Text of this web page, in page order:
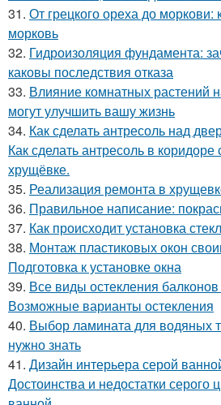
31. От грецкого ореха до моркови:
морковь
32. Гидроизоляция фундамента:
каковы последствия отказа
33. Влияние комнатных растений
могут улучшить вашу жизнь
34. Как сделать антресоль над
Как сделать антресоль в
хрущёвке.
35. Реализация ремонта в
36. Правильное написание:
37. Как происходит установка
38. Монтаж пластиковых окон
Подготовка к установке окна
39. Все виды остекления
Возможные варианты остекления
40. Выбор ламината для водяных
нужно знать
41. Дизайн интерьера серой
Достоинства и недостатки серого